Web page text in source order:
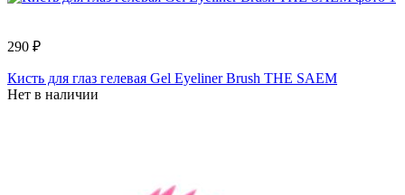
290 ₽
Кисть для глаз гелевая Gel Eyeliner Brush THE SAEM
Нет в наличии